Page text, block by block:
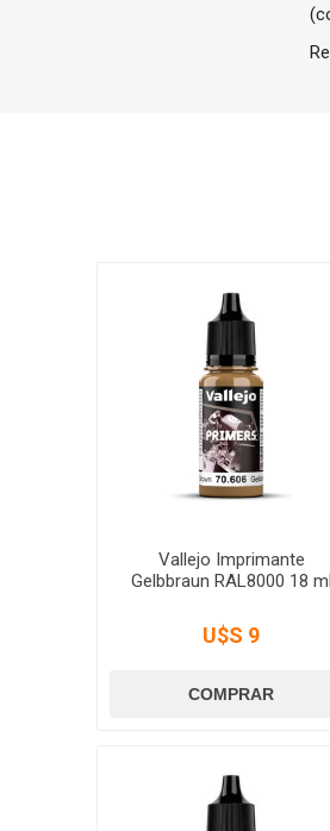
Vallejo Imprimante
Gelbbraun RAL8000 18 ml
U$S 9